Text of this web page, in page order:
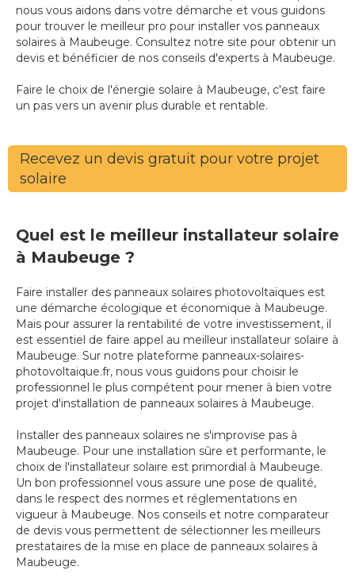
nous vous aidons dans votre démarche et vous guidons
pour trouver le meilleur pro pour installer vos panneaux
solaires à Maubeuge. Consultez notre site pour obtenir un
devis et bénéficier de nos conseils d'experts à Maubeuge.
Faire le choix de l'énergie solaire à Maubeuge, c'est faire
un pas vers un avenir plus durable et rentable.
Recevez un devis gratuit pour votre projet
solaire
Quel est le meilleur installateur solaire
à Maubeuge ?
Faire installer des panneaux solaires photovoltaïques est
une démarche écologique et économique à Maubeuge.
Mais pour assurer la rentabilité de votre investissement, il
est essentiel de faire appel au meilleur installateur solaire à
Maubeuge. Sur notre plateforme panneaux-solaires-
photovoltaique.fr, nous vous guidons pour choisir le
professionnel le plus compétent pour mener à bien votre
projet d'installation de panneaux solaires à Maubeuge.
Installer des panneaux solaires ne s'improvise pas à
Maubeuge. Pour une installation sûre et performante, le
choix de l'installateur solaire est primordial à Maubeuge.
Un bon professionnel vous assure une pose de qualité,
dans le respect des normes et réglementations en
vigueur à Maubeuge. Nos conseils et notre comparateur
de devis vous permettent de sélectionner les meilleurs
prestataires de la mise en place de panneaux solaires à
Maubeuge.